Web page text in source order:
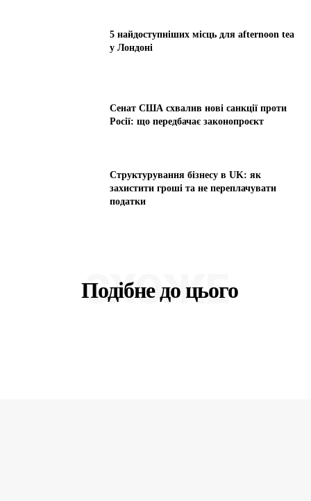
5 найдоступніших місць для afternoon tea
у Лондоні
Сенат США схвалив нові санкції проти
Росії: що передбачає законопроєкт
Структурування бізнесу в UK: як
захистити гроші та не переплачувати
податки
Подібне до цього
СХОЖЕ